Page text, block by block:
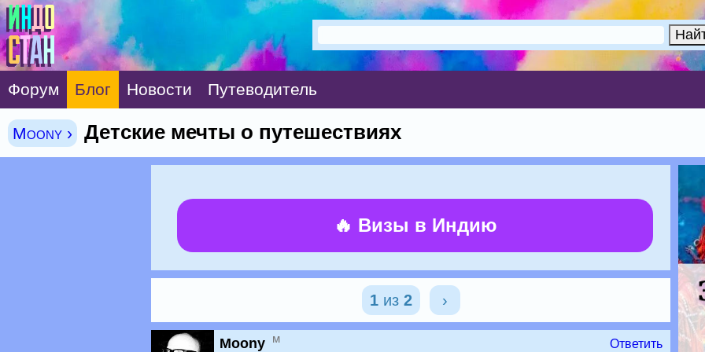
Форум Блог Новости Путеводитель
Moony › Детские мечты о путешествиях
🔥 Визы в Индию
1из 2 ›
Moony м Ответить